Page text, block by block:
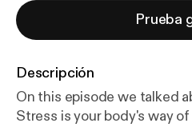
Prueba
Descripción
On this episode we talked
Stress is your body's way